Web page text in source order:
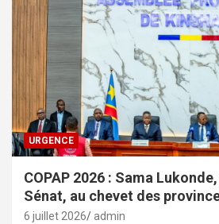
URGENCE
COPAP 2026 : Sama
Sénat, au chevet des
6 juillet 2026 admin